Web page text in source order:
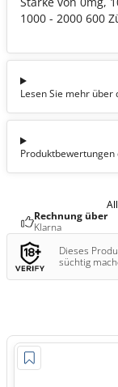
1000 - 2000 600
Lesen Sie mehr über
Rechnung über
Klarna
Dieses
süchtig